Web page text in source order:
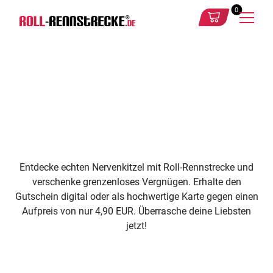
0
Entdecke echten Nervenkitzel mit Roll-Rennstrecke und
verschenke grenzenloses Vergnügen. Erhalte den
Gutschein digital oder als hochwertige Karte gegen einen
Aufpreis von nur 4,90 EUR. Überrasche deine Liebsten
jetzt!